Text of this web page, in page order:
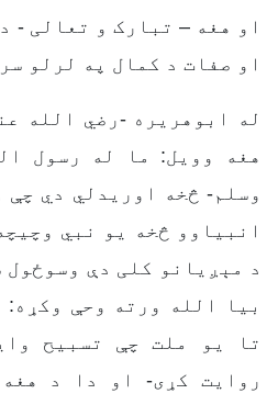
او هغه – تبارک و تعالی -
او صفات د کمال په لرلو
له ابوهریره -رضي الله
هغه وویل: ما له رسول
وسلم- څخه اوریدلي دي چې
انبیاوو څخه یو نبي
د مېږيانو کلی دې وسوځول
بیا الله ورته وحې
تا یو ملت چې تسبیح
روایت کړی- او دا د